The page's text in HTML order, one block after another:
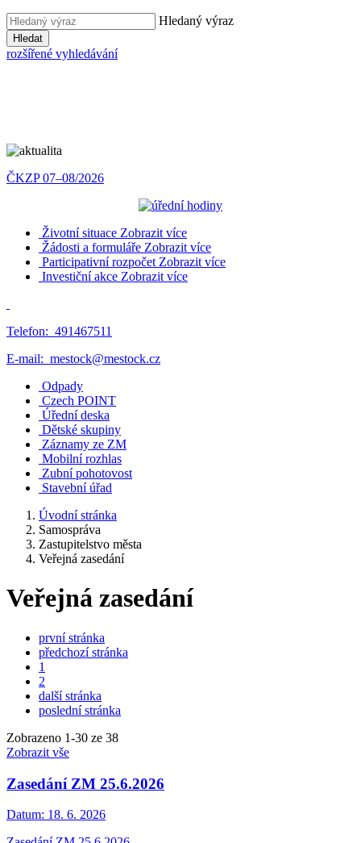
Hledaný výraz
Hledat
rozšířené vyhledávání
ČKZP 07–08/2026
Životní situace Zobrazit více
Žádosti a formuláře Zobrazit více
Participativní rozpočet Zobrazit více
Investiční akce Zobrazit více
Telefon: 491467511
E-mail: mestock@mestock.cz
Odpady
Czech POINT
Úřední deska
Dětské skupiny
Záznamy ze ZM
Mobilní rozhlas
Zubní pohotovost
Stavební úřad
Úvodní stránka
Samospráva
Zastupitelstvo města
Veřejná zasedání
Veřejná zasedání
první stránka
předchozí stránka
1
2
další stránka
poslední stránka
Zobrazeno 1-30 ze 38
Zobrazit vše
Zasedání ZM 25.6.2026
Datum: 18. 6. 2026